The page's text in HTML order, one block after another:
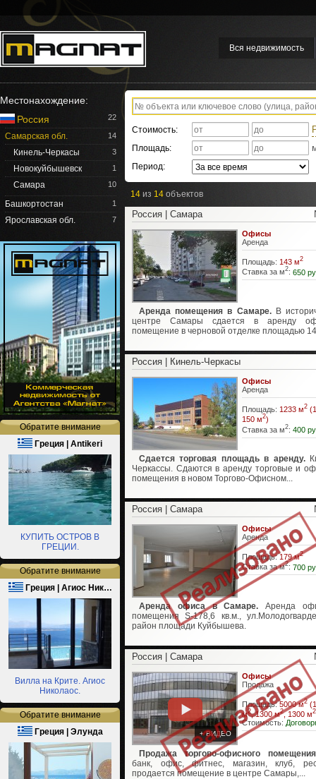
Вся недвижимость
Местонахождение:
Россия
22
Самарская обл. 14
Кинель-Черкасы 3
Новокуйбышевск 1
Самара 10
Башкортостан 1
Ярославская обл. 7
Обратите внимание
Греция | Antikeri
КУПИТЬ ОСТРОВ В
ГРЕЦИИ.
Обратите внимание
Греция | Агиос Ник…
Вилла на Крите. Агиос
Николаос.
Обратите внимание
Греция | Элунда
Стоимость:
Площадь:
Период:
14 из 14 объектов
Россия | Самара
Офисы
Аренда
Площадь: 143 м2
Ставка за м2: 650
Аренда помещения в Самаре.В
центре Самары сдается в аренду
помещение в черновой отделке площадью
Россия | Кинель-Черкасы
Офисы
Аренда
Площадь: 1233 м2
150 м2)
Ставка за м2: 400
Сдается торговая площадь в аренду.
Черкассы. Сдаются в аренду торговые и
помещения в новом Торгово-Офисном...
Россия | Самара
Офисы
Аренда
Площадь:179 м2
Ставка за м2: 700
Аренда офиса в Самаре. Аренда
помещения S-178,6 кв.м.,
район площади Куйбышева.
Россия | Самара
+ ВИДЕО
Офисы
Продажа
Площадь:5000 м2
м2, 1300 м2, 1300 м2
Стоимость:
Продажа торгово-офисного
банк, офис, фитнес, магазин, клуб,
продается помещение в центре Самары,...